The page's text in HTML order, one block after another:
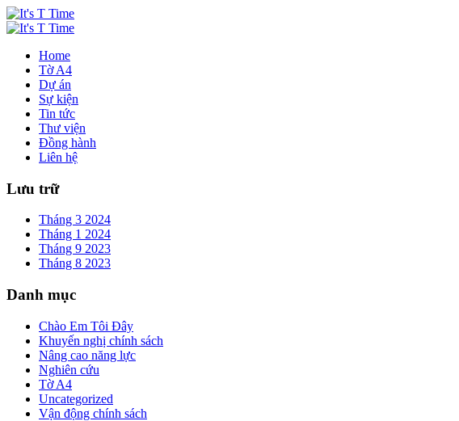
Home
Tờ A4
Dự án
Sự kiện
Tin tức
Thư viện
Đồng hành
Liên hệ
Lưu trữ
Tháng 3 2024
Tháng 1 2024
Tháng 9 2023
Tháng 8 2023
Danh mục
Chào Em Tôi Đây
Khuyến nghị chính sách
Nâng cao năng lực
Nghiên cứu
Tờ A4
Uncategorized
Vận động chính sách